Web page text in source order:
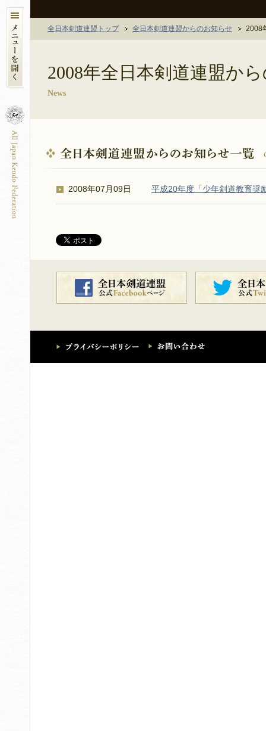
全日本剣道連盟トップ 全日本剣道連盟からのお知らせ 2008
2008年全日本剣道連盟か
News
2008年07月09日 平成20年度「少年剣道教育奨